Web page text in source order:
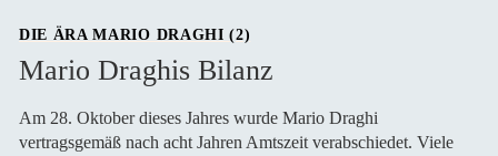
DIE ÄRA MARIO DRAGHI (2)
Mario Draghis Bilanz
Am 28. Oktober dieses Jahres wurde Mario Draghi
vertragsgemäß nach acht Jahren Amtszeit verabschiedet. Viele